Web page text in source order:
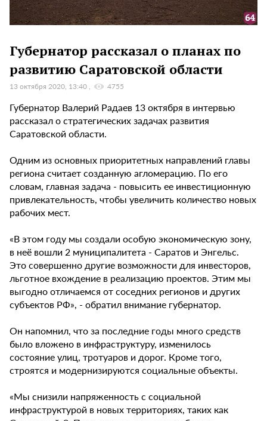
Губернатор рассказал о планах по
развитию Саратовской области
13 октября 2020, 13:40 4755
Губернатор Валерий Радаев 13 октября в интервью
рассказал о стратегических задачах развития
Саратовской области.
Одним из основных приоритетных направлений главы
региона считает созданную агломерацию. По его
словам, главная задача - повысить ее инвестиционную
привлекательность, чтобы увеличить количество новых
рабочих мест.
«В этом году мы создали особую экономическую зону,
в неё вошли 2 муниципалитета - Саратов и Энгельс.
Это совершенно другие возможности для инвесторов,
льготное вхождение в реализацию проектов. Этим мы
выгодно отличаемся от соседних регионов и других
субъектов РФ», - обратил внимание губернатор.
Он напомнил, что за последние годы много средств
было вложено в инфраструктуру, изменилось
состояние улиц, тротуаров и дорог. Кроме того,
строятся и модернизируются социальные объекты.
«Мы снизили напряженность с социальной
инфраструктурой в новых территориях, таких как